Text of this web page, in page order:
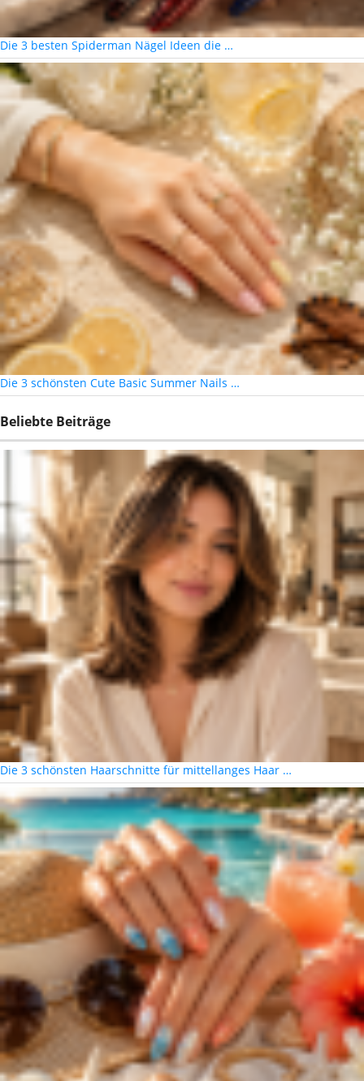
Die 3 besten Spiderman Nägel Ideen die …
Die 3 schönsten Cute Basic Summer Nails …
Beliebte Beiträge
Die 3 schönsten Haarschnitte für mittellanges Haar …